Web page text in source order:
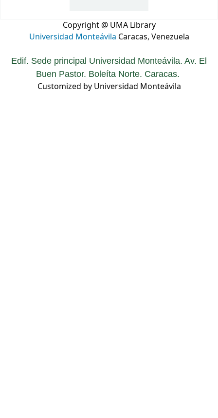
Copyright @ UMA Library
Universidad Monteávila Caracas, Venezuela
Edif. Sede principal Universidad Monteávila. Av. El
Buen Pastor. Boleíta Norte. Caracas.
Customized by Universidad Monteávila